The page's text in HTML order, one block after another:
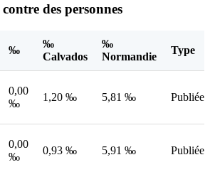
des personnes
‰
‰
Calvados
‰
Normandie
Type
0,00
‰
1,20 ‰ 5,81 ‰ Publiée
0,00
‰
0,93 ‰ 5,91 ‰ Publiée